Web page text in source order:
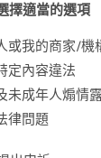
擇適當的選項
或我的商家/機
定內容違法
未成年人煽情
律問題